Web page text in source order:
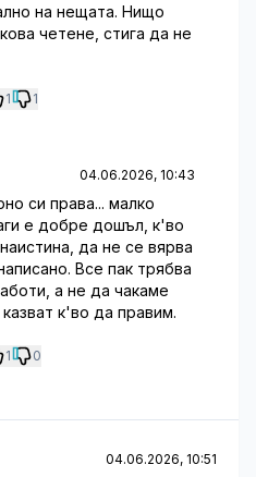
на нещата. Нищо
четене, стига да не
1 1
04.06.2026, 10:43
си права... малко
е добре дошъл, к'во
да не се вярва
Все пак трябва
а не да чакаме
к'во да правим.
1 0
04.06.2026, 10:51